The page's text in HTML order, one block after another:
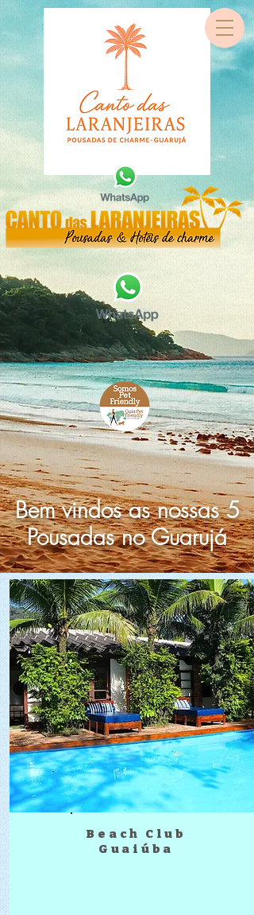
Bem vindos as nossas 5
Pousadas no Guarujá
Beach Club
Guaiúba